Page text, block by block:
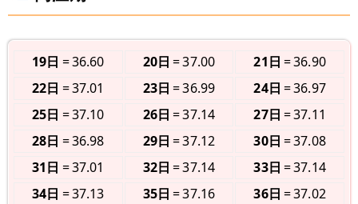
19日 36.60 20日 37.00 21日
36.90
22日
37.01 23日 36.99 24日
36.97
25日
37.10 26日 37.14 27日
37.11
28日
36.98 29日 37.12 30日
37.08
31日
37.01 32日 37.14 33日
37.14
34日
37.13 35日 37.16 36日
37.02